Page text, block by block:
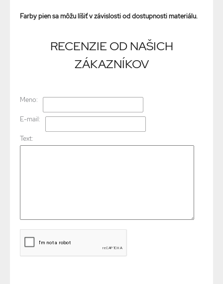
Farby pien sa môžu líšiť v závislosti od dostupnosti materiálu.
RECENZIE OD NAŠICH
ZÁKAZNÍKOV
Meno:
E-mail:
Text: